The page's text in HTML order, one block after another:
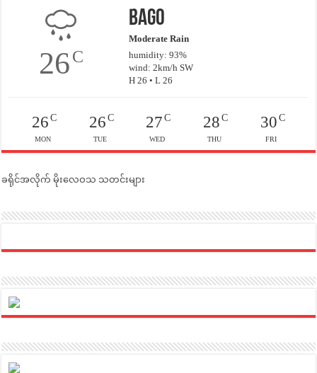
26C
Bago
Moderate Rain
humidity: 93%
wind: 2km/h SW
H 26 • L 26
26C
MON
26C
TUE
27 C
WED
28C
THU
30C
FRI
ခရိုင်အလိုက် မိုးလေဝသ သတင်းများ